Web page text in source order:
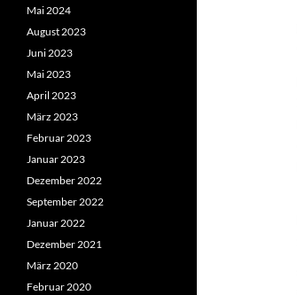
Mai 2024
August 2023
Juni 2023
Mai 2023
April 2023
März 2023
Februar 2023
Januar 2023
Dezember 2022
September 2022
Januar 2022
Dezember 2021
März 2020
Februar 2020